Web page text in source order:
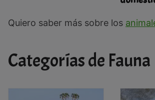
Quiero saber más sobre los
Categorías de Fauna